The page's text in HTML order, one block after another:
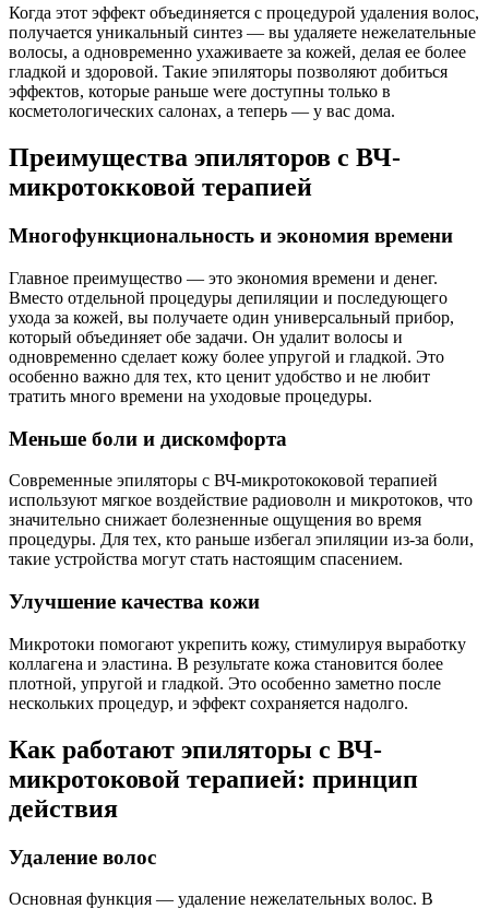
Когда этот эффект объединяется с процедурой удаления волос,
получается уникальный синтез — вы удаляете нежелательные
волосы, а одновременно ухаживаете за кожей, делая ее более
гладкой и здоровой. Такие эпиляторы позволяют добиться
эффектов, которые раньше were доступны только в
косметологических салонах, а теперь — у вас дома.
Преимущества эпиляторов с ВЧ-
микротокковой терапией
Многофункциональность и экономия времени
Главное преимущество — это экономия времени и денег.
Вместо отдельной процедуры депиляции и последующего
ухода за кожей, вы получаете один универсальный прибор,
который объединяет обе задачи. Он удалит волосы и
одновременно сделает кожу более упругой и гладкой. Это
особенно важно для тех, кто ценит удобство и не любит
тратить много времени на уходовые процедуры.
Меньше боли и дискомфорта
Современные эпиляторы с ВЧ-микротококовой терапией
используют мягкое воздействие радиоволн и микротоков, что
значительно снижает болезненные ощущения во время
процедуры. Для тех, кто раньше избегал эпиляции из-за боли,
такие устройства могут стать настоящим спасением.
Улучшение качества кожи
Микротоки помогают укрепить кожу, стимулируя выработку
коллагена и эластина. В результате кожа становится более
плотной, упругой и гладкой. Это особенно заметно после
нескольких процедур, и эффект сохраняется надолго.
Как работают эпиляторы с ВЧ-
микротоковой терапией: принцип
действия
Удаление волос
Основная функция — удаление нежелательных волос. В